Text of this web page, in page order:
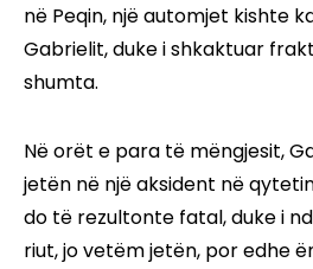
në Peqin, një automjet kishte
Gabrielit, duke i shkaktuar
shumta.
Në orët e para të mëngjesit,
jetën në një aksident në
do të rezultonte fatal, duke i
riut, jo vetëm jetën, por edhe